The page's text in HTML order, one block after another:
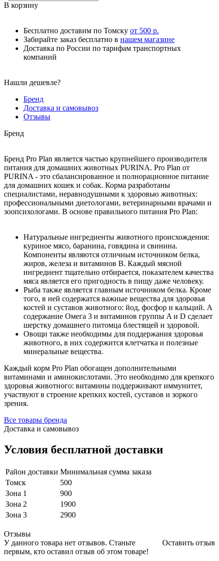
В корзину
Бесплатно доставим по Томску от 500 р.
Забирайте заказ бесплатно в нашем магазине
Доставка по России по тарифам транспортных
компаний
Нашли дешевле?
Бренд
Доставка и самовывоз
Отзывы
Бренд
Бренд Pro Plan является частью крупнейшего производителя
питания для домашних животных PURINA. Pro Plan от
PURINA - это сбалансированное и полнорационное питание
для домашних кошек и собак. Корма разработаны
специалистами, неравнодушными к здоровью животных:
профессиональными диетологами, ветеринарными врачами и
зоопсихологами. В основе правильного питания Pro Plan:
Натуральные ингредиенты животного происхождения:
куриное мясо, баранина, говядина и свинина.
Компоненты являются отличным источником белка,
жиров, железа и витаминов B. Каждый мясной
ингредиент тщательно отбирается, показателем качества
мяса является его пригодность в пищу даже человеку.
Рыба также является главным источником белка. Кроме
того, в ней содержатся важные вещества для здоровья
костей и суставов животного: йод, фосфор и кальций. А
содержание Омега 3 и витаминов группы A и D сделает
шерстку домашнего питомца блестящей и здоровой.
Овощи также необходимы для поддержания здоровья
животного, в них содержится клетчатка и полезные
минеральные вещества.
Каждый корм Pro Plan обогащен дополнительными
витаминами и аминокислотами. Это необходимо для крепкого
здоровья животного: витамины поддерживают иммунитет,
участвуют в строение крепких костей, суставов и зоркого
зрения.
Все товары бренда
Доставка и самовывоз
Условия бесплатной доставки
Район доставки Минимальная сумма заказа
Томск
500
Зона 1
900
Зона 2
1900
Зона 3
2900
Отзывы
Оставить отзыв
У данного товара нет отзывов. Станьте
первым, кто оставил отзыв об этом товаре!